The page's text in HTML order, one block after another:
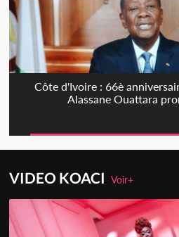
Côte d'Ivoire : 66è
Alassane Ouattara
VIDEO KOACIVoir+